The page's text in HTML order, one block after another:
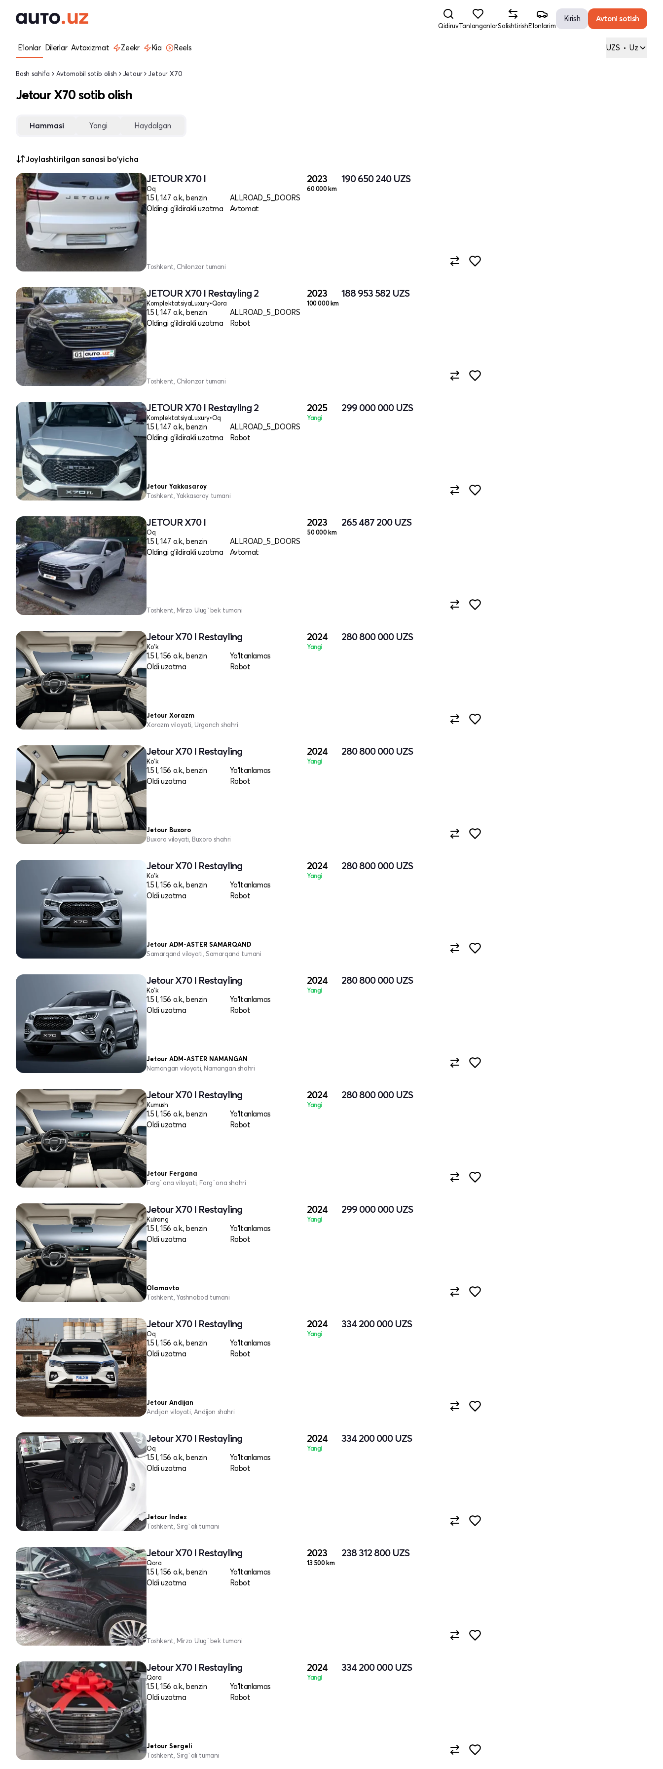
QidiruvTanlanganlarSolishtirishE'lonlarim
Kirish Avtoni sotish
E'lonlar Dilerlar Avtoxizmat Zeekr Kia Reels UZS • Uz
Bosh sahifa Avtomobil sotib olish Jetour Jetour X70
Jetour X70 sotib olish
Hammasi Yangi Haydalgan
Joylashtirilgan sanasi bo'yicha
JETOUR X70 I
Oq
1.5 l, 147 o.k., benzin
ALLROAD_5_DOORS
Oldingi g'ildirakli uzatma
Avtomat
2023
60 000 km
190 650 240 UZS
Toshkent, Chilonzor tumani
JETOUR X70 I Restayling 2
KomplektatsiyaLuxury•Qora
1.5 l, 147 o.k., benzin
ALLROAD_5_DOORS
Oldingi g'ildirakli uzatma
Robot
2023
100 000 km
188 953 582 UZS
Toshkent, Chilonzor tumani
JETOUR X70 I Restayling 2
KomplektatsiyaLuxury•Oq
1.5 l, 147 o.k., benzin
ALLROAD_5_DOORS
Oldingi g'ildirakli uzatma
Robot
2025
Yangi
299 000 000 UZS
Jetour Yakkasaroy
Toshkent, Yakkasaroy tumani
JETOUR X70 I
Oq
1.5 l, 147 o.k., benzin
ALLROAD_5_DOORS
Oldingi g'ildirakli uzatma
Avtomat
2023
50 000 km
265 487 200 UZS
Toshkent, Mirzo Ulug`bek tumani
Jetour X70 I Restayling
Ko'k
1.5 l, 156 o.k., benzin
Yo‘ltanlamas
Oldi uzatma
Robot
2024
Yangi
280 800 000 UZS
Jetour Xorazm
Xorazm viloyati, Urganch shahri
Jetour X70 I Restayling
Ko'k
1.5 l, 156 o.k., benzin
Yo‘ltanlamas
Oldi uzatma
Robot
2024
Yangi
280 800 000 UZS
Jetour Buxoro
Buxoro viloyati, Buxoro shahri
Jetour X70 I Restayling
Ko'k
1.5 l, 156 o.k., benzin
Yo‘ltanlamas
Oldi uzatma
Robot
2024
Yangi
280 800 000 UZS
Jetour ADM-ASTER SAMARQAND
Samarqand viloyati, Samarqand tumani
Jetour X70 I Restayling
Ko'k
1.5 l, 156 o.k., benzin
Yo‘ltanlamas
Oldi uzatma
Robot
2024
Yangi
280 800 000 UZS
Jetour ADM-ASTER NAMANGAN
Namangan viloyati, Namangan shahri
Jetour X70 I Restayling
Kumush
1.5 l, 156 o.k., benzin
Yo‘ltanlamas
Oldi uzatma
Robot
2024
Yangi
280 800 000 UZS
Jetour Fergana
Farg`ona viloyati, Farg`ona shahri
Jetour X70 I Restayling
Kulrang
1.5 l, 156 o.k., benzin
Yo‘ltanlamas
Oldi uzatma
Robot
2024
Yangi
299 000 000 UZS
Olamavto
Toshkent, Yashnobod tumani
Jetour X70 I Restayling
Oq
1.5 l, 156 o.k., benzin
Yo‘ltanlamas
Oldi uzatma
Robot
2024
Yangi
334 200 000 UZS
Jetour Andijan
Andijon viloyati, Andijon shahri
Jetour X70 I Restayling
Oq
1.5 l, 156 o.k., benzin
Yo‘ltanlamas
Oldi uzatma
Robot
2024
Yangi
334 200 000 UZS
Jetour Index
Toshkent, Sirg`ali tumani
Jetour X70 I Restayling
Qora
1.5 l, 156 o.k., benzin
Yo‘ltanlamas
Oldi uzatma
Robot
2023
13 500 km
238 312 800 UZS
Toshkent, Mirzo Ulug`bek tumani
Jetour X70 I Restayling
Qora
1.5 l, 156 o.k., benzin
Yo‘ltanlamas
Oldi uzatma
Robot
2024
Yangi
334 200 000 UZS
Jetour Sergeli
Toshkent, Sirg`ali tumani